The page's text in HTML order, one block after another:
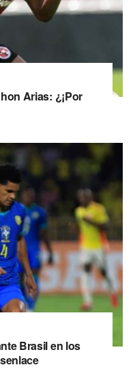
Arias: ¿¡Por
Brasil en los